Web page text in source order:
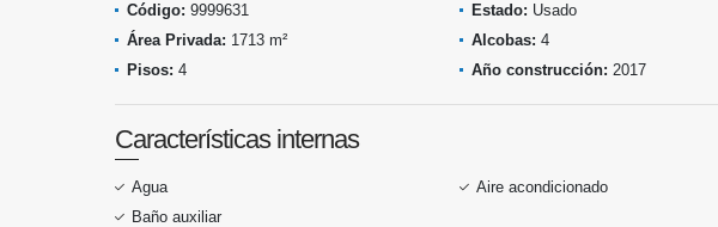
Código: 9999631 Estado: Usado
Área Privada: 1713 m² Alcobas: 4
Pisos: 4 Año construcción: 2017
Características internas
Agua Aire acondicionado
Baño auxiliar